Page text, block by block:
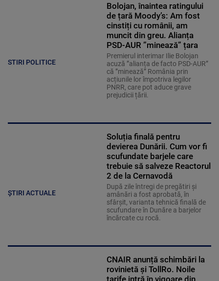
STIRI POLITICE
Bolojan, înaintea ratingului
de țară Moody’s: Am fost
cinstiți cu românii, am
muncit din greu. Alianța
PSD-AUR ”minează” țara
Premierul interimar Ilie Bolojan
acuză ”alianța de facto PSD-AUR”
că ”minează” România prin
acțiunile lor împotriva legilor
PNRR, care pot aduce grave
prejudicii țării.
ȘTIRI ACTUALE
Soluția finală pentru
devierea Dunării. Cum vor fi
scufundate barjele care
trebuie să salveze Reactorul
2 de la Cernavodă
După zile întregi de pregătiri și
amânări a fost aprobată, în
sfârșit, varianta tehnică finală de
scufundare în Dunăre a barjelor
încărcate cu rocă.
CNAIR anunță schimbări la
rovinietă și TollRo. Noile
tarife intră în vigoare din